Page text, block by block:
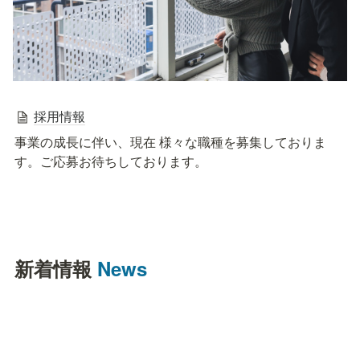
採用情報
事業の成長に伴い、現在 様々な職種を募集しておりま
す。ご応募お待ちしております。
新着情報 News